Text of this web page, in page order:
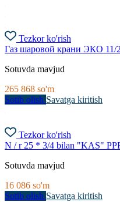
Tezkor ko'rish
Газ шаровой крани ЭКО 11/
Sotuvda mavjud
265 868 so'm
Sotib olish Savatga kiritish
Tezkor ko'rish
N / r 25 * 3/4 ​​bilan "KAS"
Sotuvda mavjud
16 086 so'm
Sotib olish Savatga kiritish